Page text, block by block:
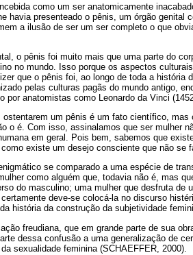
como um ser anatomicamente
havia presenteado o pênis, um órgão genital
a ilusão de ser um ser completo o que
o pênis foi muito mais que uma parte do
no mundo. Isso porque os aspectos
que o pênis foi, ao longo de toda a história
pelas culturas pagãs do mundo antigo,
anatomistas como Leonardo da Vinci
ostentarem um pênis é um fato científico,
o é. Com isso, assinalamos que ser mulher
em geral. Pois bem, sabemos que
existe um desejo consciente que não se
se comparado a uma espécie de
como alguém que, todavia não é, mas
do masculino; uma mulher que desfruta de
deve-se colocá-la no discurso
história da construção da subjetividade
freudiana, que em grande parte de sua
dessa confusão a uma generalização de
sexualidade feminina (SCHAEFFER, 2000).